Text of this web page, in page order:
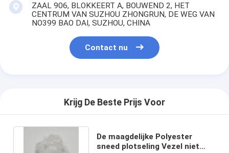
ZAAL 906, BLOKKEERT A, BOUWEND 2, HET
CENTRUM VAN SUZHOU ZHONGRUN, DE WEG VAN
NO399 BAO DAI, SUZHOU, CHINA
Contact nu
Krijg De Beste Prijs Voor
De maagdelijke Polyester
sneed plotseling Vezel niet